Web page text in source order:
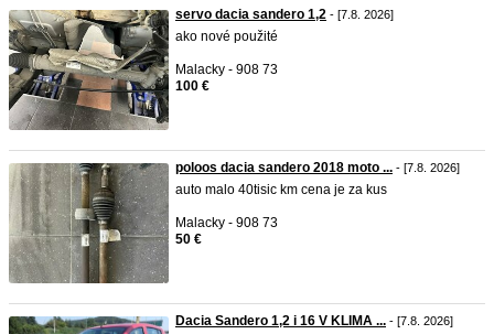
servo dacia sandero 1,2 - [7.8. 2026]
ako nové použité
Malacky - 908 73
100 €
poloos dacia sandero 2018 moto ... - [7.8. 2026]
auto malo 40tisic km cena je za kus
Malacky - 908 73
50 €
Dacia Sandero 1,2 i 16 V KLIMA ... - [7.8. 2026]